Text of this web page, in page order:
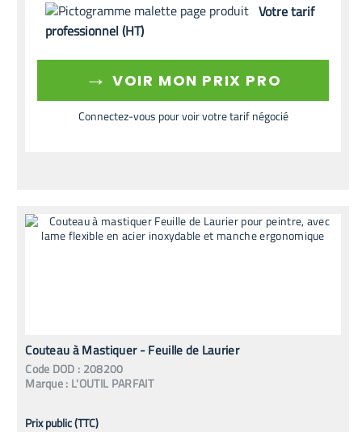
Votre tarif
professionnel (HT)
→ VOIR MON PRIX PRO
Connectez-vous pour voir votre tarif négocié
Couteau à Mastiquer - Feuille de Laurier
Code DOD : 208200
Marque : L'OUTIL PARFAIT
Prix public (TTC)